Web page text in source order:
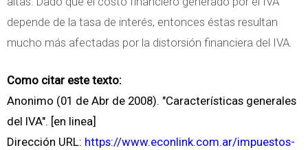
depende de la tasa de interés, entonces éstas resultan
mucho más afectadas por la distorsión financiera del IVA.
Como citar este texto:
Anonimo (01 de Abr de 2008). "Características generales
del IVA". [en linea]
Dirección URL: https://www.econlink.com.ar/impuestos-